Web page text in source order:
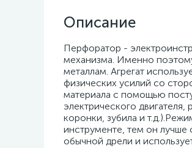
Описание
Перфоратор -
механизма. Именно
металлам. Агрегат
физических усилий со
материала с помощью
электрического
коронки, зубила и
инструменте, тем он
обычной дрели и